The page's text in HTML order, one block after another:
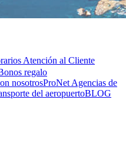
Atención al Cliente
regalo
nosotrosProNet Agencias de
del aeropuertoBLOG